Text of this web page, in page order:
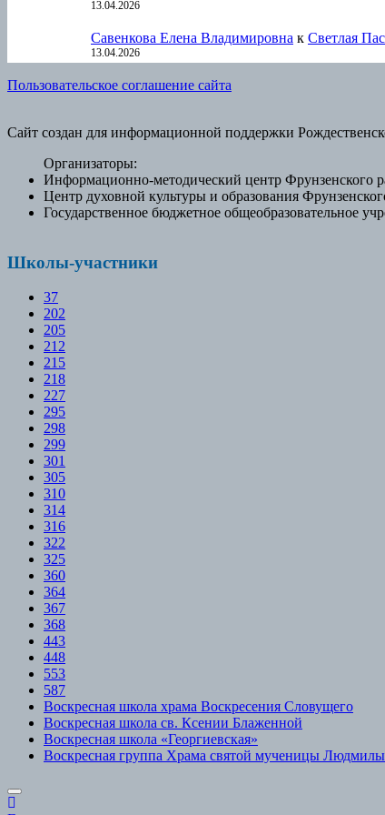
13.04.2026
Савенкова Елена Владимировна к Светлая
13.04.2026
Пользовательское соглашение сайта
Сайт создан для информационной поддержки
Организаторы:
Информационно-методический центр Фрунзенского
Центр духовной культуры и образования
Государственное бюджетное общеобразовательное
Школы-участники
37
202
205
212
215
218
227
295
298
299
301
305
310
314
316
322
325
360
364
367
368
443
448
553
587
Воскресная школа храма Воскресения Словущего
Воскресная школа св. Ксении Блаженной
Воскресная школа «Георгиевская»
Воскресная группа Храма святой мученицы
Scroll
to